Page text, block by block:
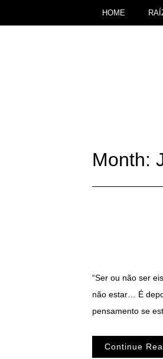
HOME
Month:
“Ser ou não ser
não estar… É
pensamento se
Continue